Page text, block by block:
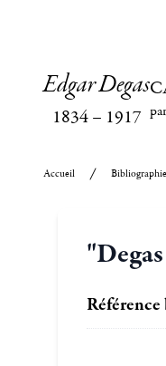
Edgar Degas
1834– 1917
Accueil Bibliographie